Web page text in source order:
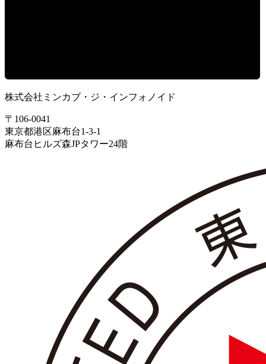
株式会社ミンカブ・ジ・インフォノイド
〒106-0041
東京都港区麻布台1-3-1
麻布台ヒルズ森JPタワー24階